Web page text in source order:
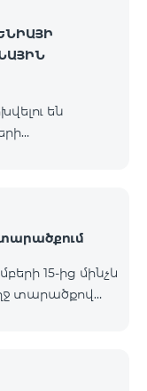
են
ցանցեր, ԱՄՆ,
7 ԳԲ-ի
3000»
15-ից մինչև
տարածքով